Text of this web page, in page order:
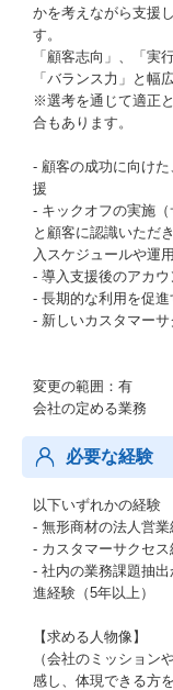
かを考えながら支援
す。
「顧客志向」、「実
「バランス力」と幅
※選考を通じて適正
合もあります。
- 顧客の成功に向け
援
- キックオフの実施
と顧客に認識いただ
入スケジュールや運
- 導入支援後のアカウ
- 長期的な利用を促
- 新しいカスタマー
変更の範囲：有
会社の定める業務
必要な経験
以下いずれかの経験
- 無形商材の法人営業
- カスタマーサクセス
- 社内の業務課題抽
進経験（5年以上）
【求める人物像】
（会社のミッション
感し、体現できる方